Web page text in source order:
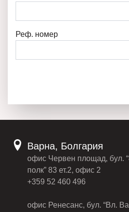
Реф. номер
Варна, Болгария
офис Червен площад, бул.
полк” 83 ет.2, офис 2
+359 52 460 496
офис Ренесанс, бул. “Вл.